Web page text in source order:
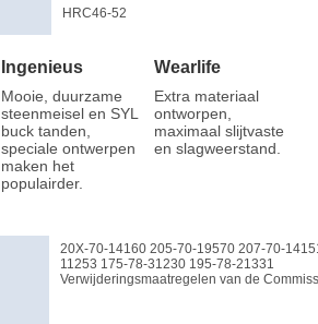
HRC46-52
Ingenieus
Mooie, duurzame
steenmeisel en SYL
buck tanden,
speciale ontwerpen
maken het
populairder.
Wearlife
Extra materiaal
ontworpen,
maximaal slijtvaste
en slagweerstand.
20X-70-14160 205-70-19570 207-70-
11253 175-78-31230 195-78-21331
Verwijderingsmaatregelen van de